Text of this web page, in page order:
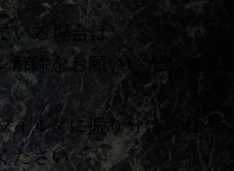
いる場合は
除をお願いいたしま
ルダに振り分けられ
ださい